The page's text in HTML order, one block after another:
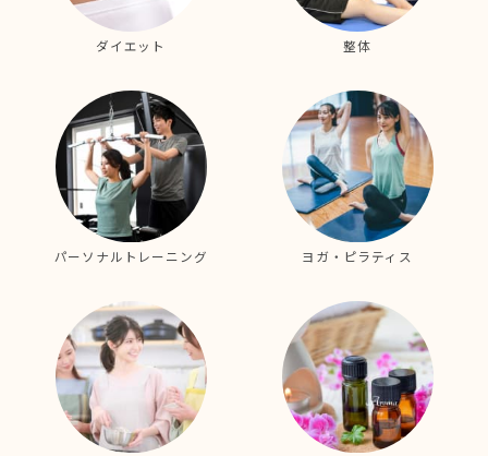
ダイエット 整体
パーソナルトレーニング ヨガ・ピラティス